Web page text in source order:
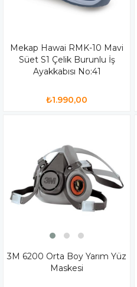
Mekap Hawai RMK-10 Mavi
Süet S1 Çelik Burunlu İş
Ayakkabısı No:41
₺1.990,00
3M 6200 Orta Boy Yarım Yüz
Maskesi